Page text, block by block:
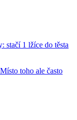
stačí 1 lžíce do těsta
toho ale často